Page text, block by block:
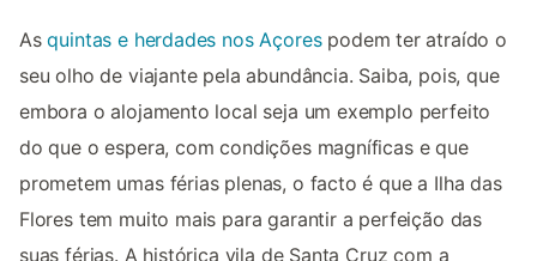
Asquintas e herdades nos Açorespodem ter atraído o
seu olho de viajante pela abundância. Saiba, pois, que
embora o alojamento local seja um exemplo perfeito
do que o espera, com condições magníficas e que
prometem umas férias plenas, o facto é que a Ilha das
Flores tem muito mais para garantir a perfeição das
suas férias. A histórica vila de Santa Cruz com a